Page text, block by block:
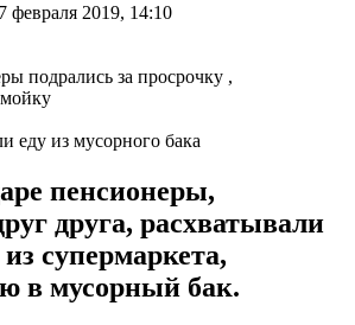
февраля 2019, 14:10
еду из мусорного бака
пенсионеры,
друга, расхватывали
супермаркета,
в мусорный бак.